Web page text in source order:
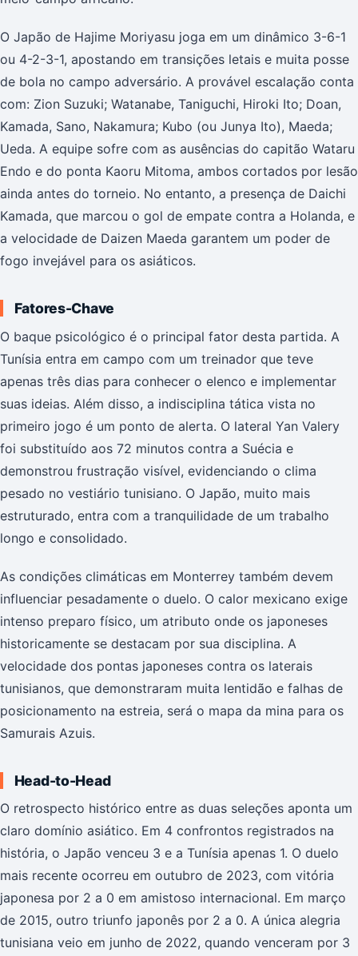
O Japão de Hajime Moriyasu joga em um dinâmico 3-6-1
ou 4-2-3-1, apostando em transições letais e muita posse
de bola no campo adversário. A provável escalação conta
com: Zion Suzuki; Watanabe, Taniguchi, Hiroki Ito; Doan,
Kamada, Sano, Nakamura; Kubo (ou Junya Ito), Maeda;
Ueda. A equipe sofre com as ausências do capitão Wataru
Endo e do ponta Kaoru Mitoma, ambos cortados por lesão
ainda antes do torneio. No entanto, a presença de Daichi
Kamada, que marcou o gol de empate contra a Holanda, e
a velocidade de Daizen Maeda garantem um poder de
fogo invejável para os asiáticos.
Fatores-Chave
O baque psicológico é o principal fator desta partida. A
Tunísia entra em campo com um treinador que teve
apenas três dias para conhecer o elenco e implementar
suas ideias. Além disso, a indisciplina tática vista no
primeiro jogo é um ponto de alerta. O lateral Yan Valery
foi substituído aos 72 minutos contra a Suécia e
demonstrou frustração visível, evidenciando o clima
pesado no vestiário tunisiano. O Japão, muito mais
estruturado, entra com a tranquilidade de um trabalho
longo e consolidado.
As condições climáticas em Monterrey também devem
influenciar pesadamente o duelo. O calor mexicano exige
intenso preparo físico, um atributo onde os japoneses
historicamente se destacam por sua disciplina. A
velocidade dos pontas japoneses contra os laterais
tunisianos, que demonstraram muita lentidão e falhas de
posicionamento na estreia, será o mapa da mina para os
Samurais Azuis.
Head-to-Head
O retrospecto histórico entre as duas seleções aponta um
claro domínio asiático. Em 4 confrontos registrados na
história, o Japão venceu 3 e a Tunísia apenas 1. O duelo
mais recente ocorreu em outubro de 2023, com vitória
japonesa por 2 a 0 em amistoso internacional. Em março
de 2015, outro triunfo japonês por 2 a 0. A única alegria
tunisiana veio em junho de 2022, quando venceram por 3